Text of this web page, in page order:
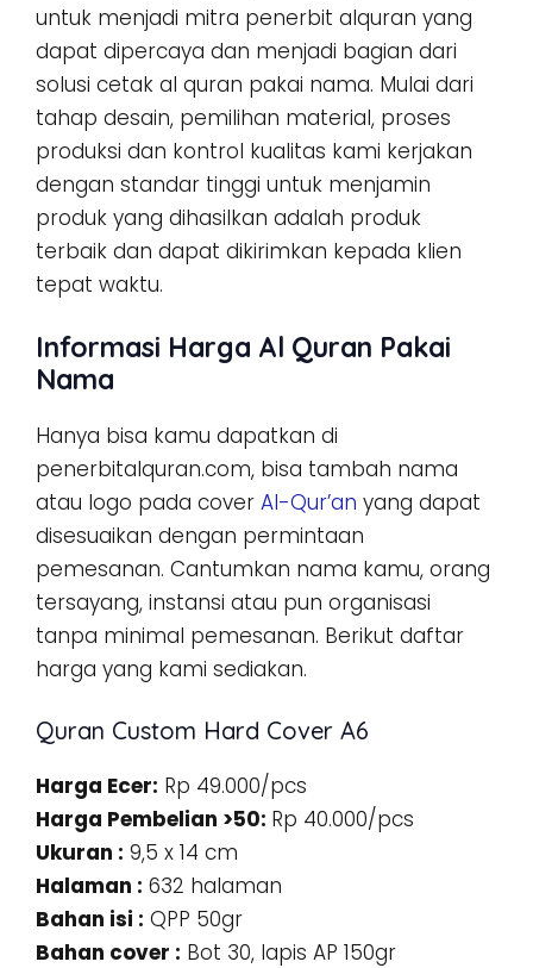
untuk menjadi mitra penerbit alquran yang
dapat dipercaya dan menjadi bagian dari
solusi cetak al quran pakai nama. Mulai dari
tahap desain, pemilihan material, proses
produksi dan kontrol kualitas kami kerjakan
dengan standar tinggi untuk menjamin
produk yang dihasilkan adalah produk
terbaik dan dapat dikirimkan kepada klien
tepat waktu.
Informasi Harga Al Quran Pakai
Nama
Hanya bisa kamu dapatkan di
penerbitalquran.com, bisa tambah nama
atau logo pada cover Al-Qur’an yang dapat
disesuaikan dengan permintaan
pemesanan. Cantumkan nama kamu, orang
tersayang, instansi atau pun organisasi
tanpa minimal pemesanan. Berikut daftar
harga yang kami sediakan.
Quran Custom Hard Cover A6
Harga Ecer: Rp 49.000/pcs
Harga Pembelian >50: Rp 40.000/pcs
Ukuran : 9,5 x 14 cm
Halaman : 632 halaman
Bahan isi : QPP 50gr
Bahan cover : Bot 30, lapis AP 150gr